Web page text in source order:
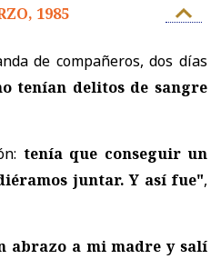
1985
de compañeros, dos días
tenían delitos de sangre
tenía que conseguir un
juntar. Y así fue",
abrazo a mi madre y salí